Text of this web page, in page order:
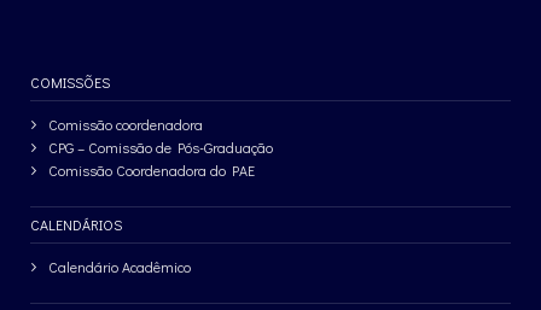
COMISSÕES
Comissão coordenadora
CPG – Comissão de Pós-Graduação
Comissão Coordenadora do PAE
CALENDÁRIOS
Calendário Acadêmico